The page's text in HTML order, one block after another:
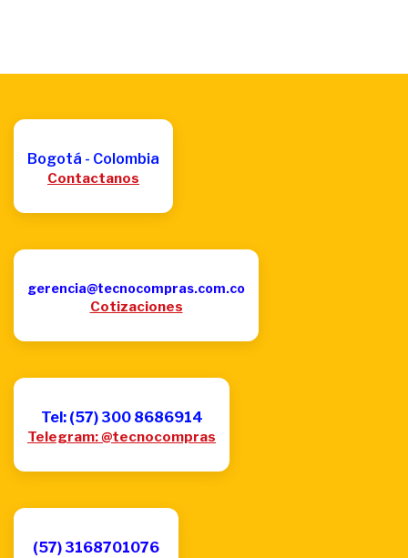
Bogotá - Colombia
Contactanos
gerencia@tecnocompras.com.co
Cotizaciones
Tel: (57) 300 8686914
Telegram: @tecnocompras
(57) 3168701076